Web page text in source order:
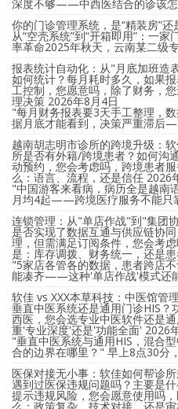
深度不够——中西医结合的诊该
你的门诊管理系统，是“精装房”还
从“空壳系统”到“开箱即用”：一
率革命2025年秋天，云南某二级
报表统计自动化：从"月底加班造
如何统计？每月耗时多久，如果
工控制，您愿意吗，除了财务，
理决策 2026年8月4日
"每月财务报表要3天手工整理，
据月底才能看到，决策严重滞
越南胡志明市诊所的跨境升级：
所是否有外籍/跨境患者？如何沟
动预约，您会考虑吗，跨境患者
么：语言、流程，还是信任 2026
"中国游客来看病，病历全是越南
月均4起——跨境医疗服务不能只
连锁管理：从"单店作战"到"集团
是否实现了数据互通与供应链协
理，但需满足订阅条件，您会考
是：库存调拨、财务统一，还是
"5家店各管各的数据，患者跨店
能凑齐——这种'单店作战'模式还
软佳 vs XXX本草科技：中医馆管
垂直中医系统还是通用门诊HIS
西医，您会选专业中医软件还是
重'专业深度'还是'功能全面' 2026
"垂直中医系统与通用HIS，混合
合的边界在哪里？" 早上8点30分
医保对接无小事：软佳如何帮诊
遇到过医保违规问题吗？主要是
提示违规风险，您会愿意使用吗